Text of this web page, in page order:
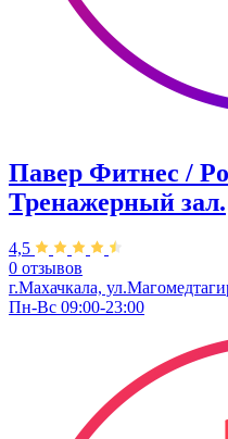
Павер Фитнес /
Тренажерный зал.
4,5
0 отзывов
г.Махачкала,
Пн-Вс 09:00-23:00